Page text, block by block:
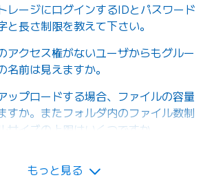
レージにログインするIDとパスワード
と長さ制限を教えて下さい。
アクセス権がないユーザからもグルー
名前は見えますか。
ップロードする場合、ファイルの容量
すか。またフォルダ内のファイル数制
サイズの上限はいくつですか。
もっと見る